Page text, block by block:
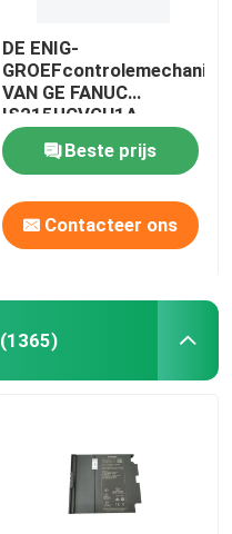
DE ENIG-
VAN GE FANUC
IS215UCVGH1A
SPEEDTRONIC
Beste prijs
Contacteer ons
(1365)